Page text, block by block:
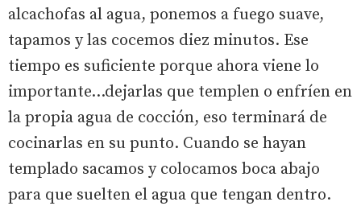
alcachofas al agua, ponemos a fuego suave,
tapamos y las cocemos diez minutos. Ese
tiempo es suficiente porque ahora viene lo
importante…dejarlas que templen o enfríen en
la propia agua de cocción, eso terminará de
cocinarlas en su punto. Cuando se hayan
templado sacamos y colocamos boca abajo
para que suelten el agua que tengan dentro.